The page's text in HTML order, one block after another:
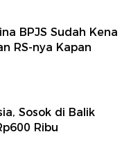
BPJS Sudah Kena
RS-nya Kapan
Sosok di Balik
Ribu